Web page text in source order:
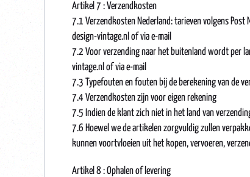
Artikel 7 : Verzendkosten
7.1 Verzendkosten Nederland: tarieven volgens
design-vintage.nl of via e-mail
7.2 Voor verzending naar het buitenland wordt per
vintage.nl of via e-mail
7.3 Typefouten en fouten bij de berekening van de
7.4 Verzendkosten zijn voor eigen rekening
7.5 Indien de klant zich niet in het land van
7.6 Hoewel we de artikelen zorgvuldig zullen
kunnen voortvloeien uit het kopen, vervoeren,
Artikel 8 : Ophalen of levering